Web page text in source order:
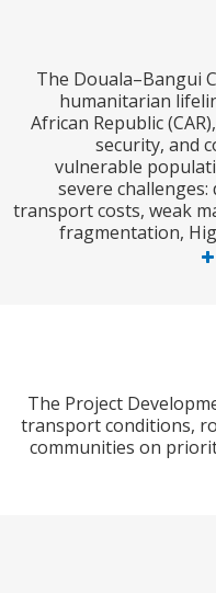
The
African
vulnerable
severe
transport costs,
The Project
transport
communities